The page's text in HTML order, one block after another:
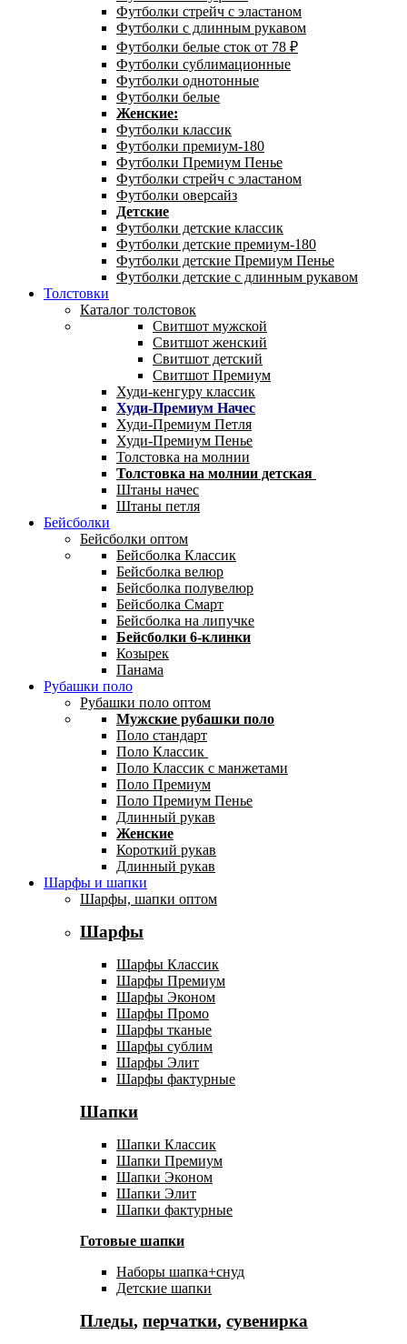
Футболки стрейч с эластаном
Футболки с длинным рукавом
Футболки белые сток от 78 ₽
Футболки сублимационные
Футболки однотонные
Футболки белые
Женские:
Футболки классик
Футболки премиум-180
Футболки Премиум Пенье
Футболки стрейч с эластаном
Футболки оверсайз
Детские
Футболки детские классик
Футболки детские премиум-180
Футболки детские Премиум Пенье
Футболки детские с длинным рукавом
Толстовки
Каталог толстовок
Свитшот мужской
Свитшот женский
Свитшот детский
Свитшот Премиум
Худи-кенгуру классик
Худи-Премиум Начес
Худи-Премиум Петля
Худи-Премиум Пенье
Толстовка на молнии
Толстовка на молнии детская
Штаны начес
Штаны петля
Бейсболки
Бейсболки оптом
Бейсболка Классик
Бейсболка велюр
Бейсболка полувелюр
Бейсболка Смарт
Бейсболка на липучке
Бейсболки 6-клинки
Козырек
Панама
Рубашки поло
Рубашки поло оптом
Мужские рубашки поло
Поло стандарт
Поло Классик
Поло Классик с манжетами
Поло Премиум
Поло Премиум Пенье
Длинный рукав
Женские
Короткий рукав
Длинный рукав
Шарфы и шапки
Шарфы, шапки оптом
Шарфы
Шарфы Классик
Шарфы Премиум
Шарфы Эконом
Шарфы Промо
Шарфы тканые
Шарфы сублим
Шарфы Элит
Шарфы фактурные
Шапки
Шапки Классик
Шапки Премиум
Шапки Эконом
Шапки Элит
Шапки фактурные
Готовые шапки
Наборы шапка+снуд
Детские шапки
Пледы, перчатки, сувенирка